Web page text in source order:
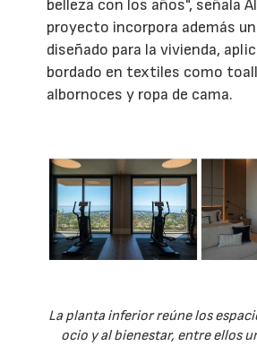
belleza con los años", señala
proyecto incorpora además
diseñado para la vivienda,
bordado en textiles como
albornoces y ropa de cama.
La planta inferior reúne los
ocio y al bienestar, entre ellos